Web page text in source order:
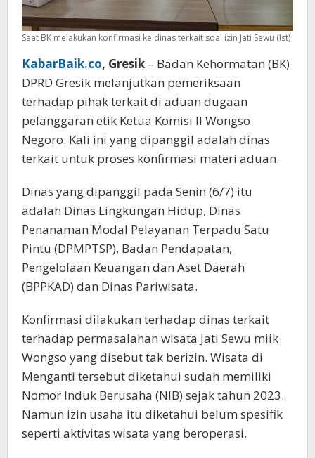
Saat BK melakukan konfirmasi ke dinas terkait soal izin Jati Sewu (Ist)
KabarBaik.co, Gresik – Badan Kehormatan (BK)
DPRD Gresik melanjutkan pemeriksaan
terhadap pihak terkait di aduan dugaan
pelanggaran etik Ketua Komisi II Wongso
Negoro. Kali ini yang dipanggil adalah dinas
terkait untuk proses konfirmasi materi aduan.
Dinas yang dipanggil pada Senin (6/7) itu
adalah Dinas Lingkungan Hidup, Dinas
Penanaman Modal Pelayanan Terpadu Satu
Pintu (DPMPTSP), Badan Pendapatan,
Pengelolaan Keuangan dan Aset Daerah
(BPPKAD) dan Dinas Pariwisata.
Konfirmasi dilakukan terhadap dinas terkait
terhadap permasalahan wisata Jati Sewu miik
Wongso yang disebut tak berizin. Wisata di
Menganti tersebut diketahui sudah memiliki
Nomor Induk Berusaha (NIB) sejak tahun 2023.
Namun izin usaha itu diketahui belum spesifik
seperti aktivitas wisata yang beroperasi.